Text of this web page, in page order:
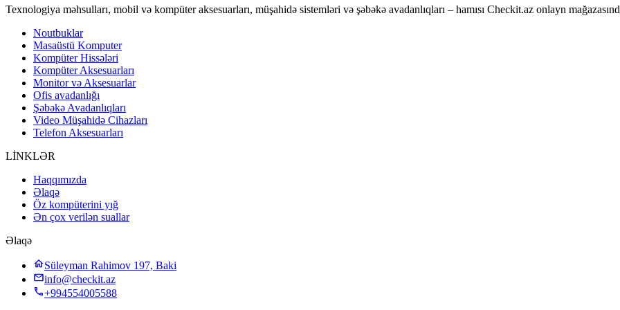
Texnologiya məhsulları, mobil və kompüter aksesuarları, müşahidə sistemləri və şəbəkə avadanlıqları – hamısı Checkit.az onlayn
Noutbuklar
Masaüstü Komputer
Kompüter Hissələri
Kompüter Aksesuarları
Monitor və Aksesuarlar
Ofis avadanlığı
Şəbəkə Avadanlıqları
Video Müşahidə Cihazları
Telefon Aksesuarları
LİNKLƏR
Haqqımızda
Əlaqə
Öz kompüterini yığ
Ən çox verilən suallar
Əlaqə
Süleyman Rahimov 197, Baki
info@checkit.az
+994554005588